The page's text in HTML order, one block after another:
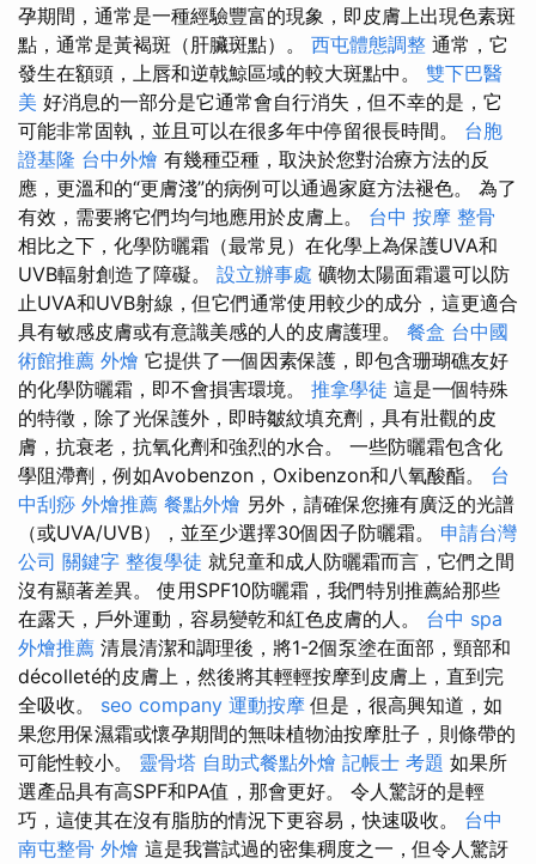
孕期間，通常是一種經驗豐富的現象，即皮膚上出現色素斑
點，通常是黃褐斑（肝臟斑點）。 西屯體態調整 通常，它
發生在額頭，上唇和逆戟鯨區域的較大斑點中。 雙下巴醫
美 好消息的一部分是它通常會自行消失，但不幸的是，它
可能非常固執，並且可以在很多年中停留很長時間。 台胞
證基隆 台中外燴 有幾種亞種，取決於您對治療方法的反
應，更溫和的“更膚淺”的病例可以通過家庭方法褪色。 為了
有效，需要將它們均勻地應用於皮膚上。 台中 按摩 整骨
相比之下，化學防曬霜（最常見）在化學上為保護UVA和
UVB輻射創造了障礙。 設立辦事處 礦物太陽面霜還可以防
止UVA和UVB射線，但它們通常使用較少的成分，這更適合
具有敏感皮膚或有意識美感的人的皮膚護理。 餐盒 台中國
術館推薦 外燴 它提供了一個因素保護，即包含珊瑚礁友好
的化學防曬霜，即不會損害環境。 推拿學徒 這是一個特殊
的特徵，除了光保護外，即時皺紋填充劑，具有壯觀的皮
膚，抗衰老，抗氧化劑和強烈的水合。 一些防曬霜包含化
學阻滯劑，例如Avobenzon，Oxibenzon和八氧酸酯。 台
中刮痧 外燴推薦 餐點外燴 另外，請確保您擁有廣泛的光譜
（或UVA/UVB），並至少選擇30個因子防曬霜。 申請台灣
公司 關鍵字 整復學徒 就兒童和成人防曬霜而言，它們之間
沒有顯著差異。 使用SPF10防曬霜，我們特別推薦給那些
在露天，戶外運動，容易變乾和紅色皮膚的人。 台中 spa
外燴推薦 清晨清潔和調理後，將1-2個泵塗在面部，頸部和
décolleté的皮膚上，然後將其輕輕按摩到皮膚上，直到完
全吸收。 seo company 運動按摩 但是，很高興知道，如
果您用保濕霜或懷孕期間的無味植物油按摩肚子，則條帶的
可能性較小。 靈骨塔 自助式餐點外燴 記帳士 考題 如果所
選產品具有高SPF和PA值，那會更好。 令人驚訝的是輕
巧，這使其在沒有脂肪的情況下更容易，快速吸收。 台中
南屯整骨 外燴 這是我嘗試過的密集稠度之一，但令人驚訝